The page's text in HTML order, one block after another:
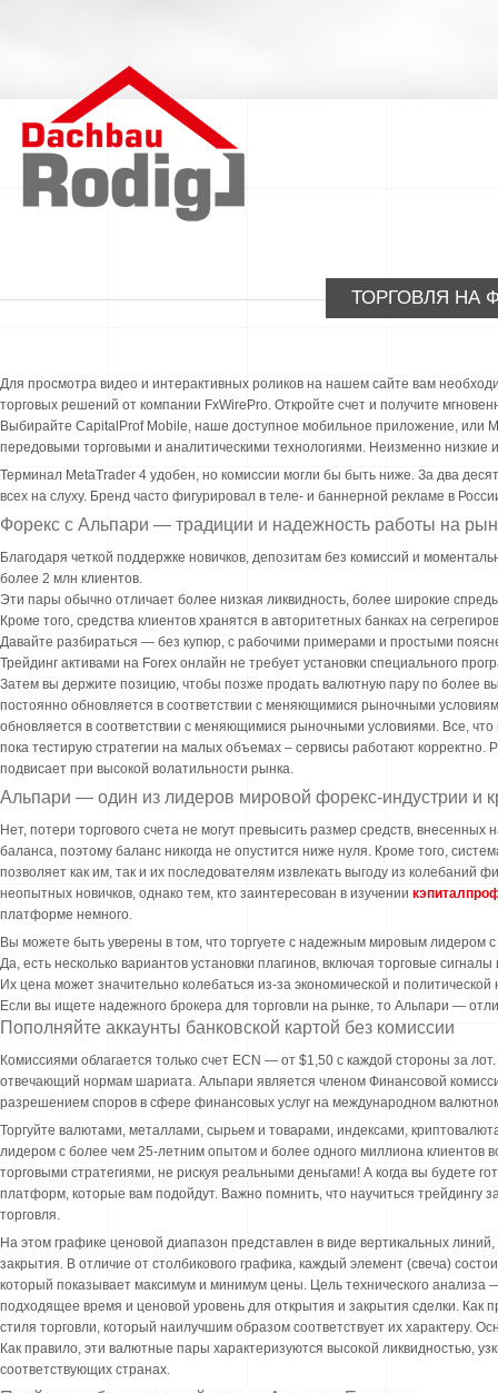
ТОРГОВЛЯ НА
Для просмотра видео и интерактивных роликов на нашем сайте вам
торговых решений от компании FxWirePro. Откройте счет и получите
Выбирайте CapitalProf Mobile, наше доступное мобильное приложение, или
передовыми торговыми и аналитическими технологиями. Неизменно низкие
Терминал MetaTrader 4 удобен, но комиссии могли бы быть ниже. За два
всех на слуху. Бренд часто фигурировал в теле- и баннерной рекламе в
Форекс с Альпари — традиции и надежность работы на
Благодаря четкой поддержке новичков, депозитам без комиссий и
более 2 млн клиентов.
Эти пары обычно отличает более низкая ликвидность, более широкие
Кроме того, средства клиентов хранятся в авторитетных банках на
Давайте разбираться — без купюр, с рабочими примерами и простыми
Трейдинг активами на Forex онлайн не требует установки специального
Затем вы держите позицию, чтобы позже продать валютную пару по более
постоянно обновляется в соответствии с меняющимися рыночными
обновляется в соответствии с меняющимися рыночными условиями. Все,
пока тестирую стратегии на малых объемах – сервисы работают
подвисает при высокой волатильности рынка.
Альпари — один из лидеров мировой форекс-индустрии и
Нет, потери торгового счета не могут превысить размер средств,
баланса, поэтому баланс никогда не опустится ниже нуля. Кроме того,
позволяет как им, так и их последователям извлекать выгоду из
неопытных новичков, однако тем, кто заинтересован в изучении
платформе немного.
Вы можете быть уверены в том, что торгуете с надежным мировым лидером
Да, есть несколько вариантов установки плагинов, включая торговые
Их цена может значительно колебаться из-за экономической и
Если вы ищете надежного брокера для торговли на рынке, то Альпари —
Пополняйте аккаунты банковской картой без комиссии
Комиссиями облагается только счет ECN — от $1,50 с каждой стороны за
отвечающий нормам шариата. Альпари является членом Финансовой
разрешением споров в сфере финансовых услуг на международном
Торгуйте валютами, металлами, сырьем и товарами, индексами,
лидером с более чем 25-летним опытом и более одного миллиона
торговыми стратегиями, не рискуя реальными деньгами! А когда вы будете
платформ, которые вам подойдут. Важно помнить, что научиться трейдингу
торговля.
На этом графике ценовой диапазон представлен в виде вертикальных
закрытия. В отличие от столбикового графика, каждый элемент (свеча)
который показывает максимум и минимум цены. Цель технического
подходящее время и ценовой уровень для открытия и закрытия сделки.
стиля торговли, который наилучшим образом соответствует их характеру.
Как правило, эти валютные пары характеризуются высокой ликвидностью,
соответствующих странах.